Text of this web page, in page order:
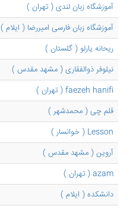
آموزشگاه زبان لندی ( تهران )
آموزشگاه زبان فارسی امیررضا ( ایلام )
ریحانه یارلو ( گلستان )
نیلوفر ذوالفقاری ( مشهد مقدس )
faezeh hanifi ( تهران )
قلم چی ( محمدشهر )
Lesson ( خوانسار )
آروین ( مشهد مقدس )
azam ( تهران )
دانشکده ( ایلام )